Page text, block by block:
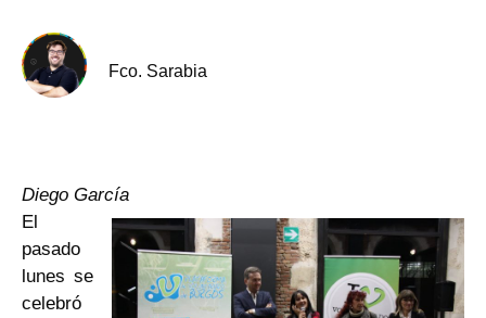
Fco. Sarabia
Diego García
El
pasado
lunes se
celebró